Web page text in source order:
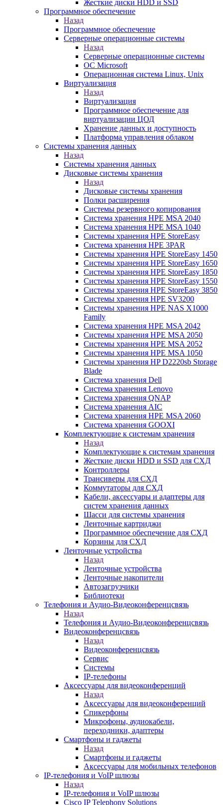
Жесткие диски HDD и SSD
Программное обеспечение
Назад
Программное обеспечение
Серверные операционные системы
Назад
Серверные операционные системы
ОС Microsoft
Операционная система Linux, Unix
Виртуализация
Назад
Виртуализация
Программное обеспечение для
виртуализации ЦОД
Хранение данных и доступность
Платформа управления облаком
Системы хранения данных
Назад
Системы хранения данных
Дисковые системы хранения
Назад
Дисковые системы хранения
Полки расширения
Системы резервного копирования
Система хранения HPE MSA 2040
Система хранения HPE MSA 1040
Системы хранения HPE StoreEasy
Система хранения HPE 3PAR
Системы хранения HPE StoreEasy 1450
Системы хранения HPE StoreEasy 1650
Системы хранения HPE StoreEasy 1850
Системы хранения HPE StoreEasy 1550
Системы хранения HPE StoreEasy 3850
Системы хранения HPE SV3200
Системы хранения HPE NAS X1000
Family
Система хранения HPE MSA 2042
Системы хранения HPE MSA 2050
Системы хранения HPE MSA 2052
Системы хранения HPE MSA 1050
Системы хранения HP D2220sb Storage
Blade
Система хранения Dell
Система хранения Lenovo
Система хранения QNAP
Система хранения AIC
Система хранения HPE MSA 2060
Система хранения GOOXI
Комплектующие к системам хранения
Назад
Комплектующие к системам хранения
Жесткие диски HDD и SSD для СХД
Контроллеры
Трансиверы для СХД
Коммутаторы для СХД
Кабели, аксессуары и адаптеры для
систем хранения данных
Шасси для системы хранения
Ленточные картриджи
Программное обеспечение для СХД
Корзины для СХД
Ленточные устройства
Назад
Ленточные устройства
Ленточные накопители
Автозагрузчики
Библиотеки
Телефония и Аудио-Видеоконференцсвязь
Назад
Телефония и Аудио-Видеоконференцсвязь
Видеоконференцсвязь
Назад
Видеоконференцсвязь
Сервис
Системы
IP-телефоны
Аксессуары для видеоконференций
Назад
Аксессуары для видеоконференций
Спикерфоны
Микрофоны, аудиокабели,
переходники, адаптеры
Смартфоны и гаджеты
Назад
Смартфоны и гаджеты
Аксессуары для мобильных телефонов
IP-телефония и VoIP шлюзы
Назад
IP-телефония и VoIP шлюзы
Cisco IP Telephony Solutions